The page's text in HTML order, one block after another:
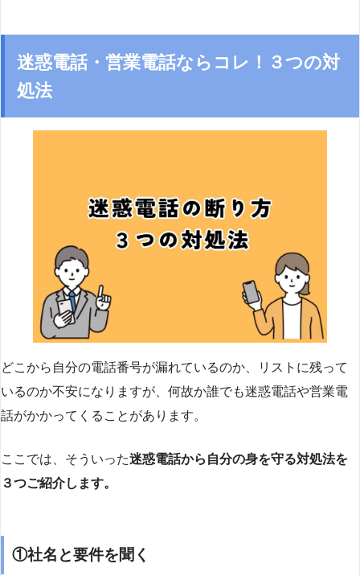
迷惑電話・営業電話ならコレ！３つの対
処法
どこから自分の電話番号が漏れているのか、リストに残って
いるのか不安になりますが、何故か誰でも迷惑電話や営業電
話がかかってくることがあります。
ここでは、そういった迷惑電話から自分の身を守る対処法を
３つご紹介します。
①社名と要件を聞く